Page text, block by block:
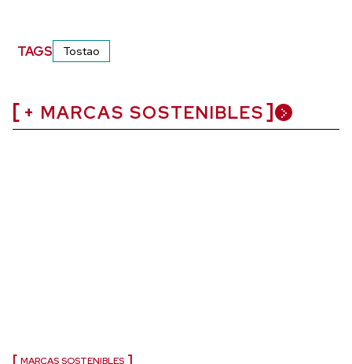
TAGS Tostao
+ MARCAS SOSTENIBLES
MARCAS SOSTENIBLES